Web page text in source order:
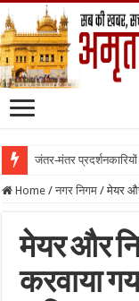
जंतर-मंतर
Home / नगर निगम / मेयर
मेयर और
करवाया